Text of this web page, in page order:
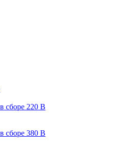
сборе 220 В
сборе 380 В